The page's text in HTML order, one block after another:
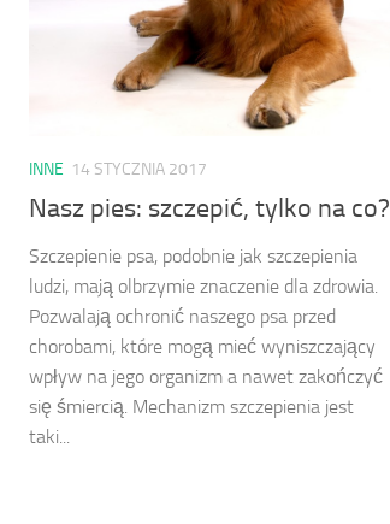
INNE 14 STYCZNIA 2017
Nasz pies: szczepić, tylko na co?
Szczepienie psa, podobnie jak szczepienia
ludzi, mają olbrzymie znaczenie dla zdrowia.
Pozwalają ochronić naszego psa przed
chorobami, które mogą mieć wyniszczający
wpływ na jego organizm a nawet zakończyć
się śmiercią. Mechanizm szczepienia jest
taki...